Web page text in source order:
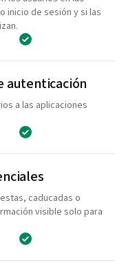
inicio de sesión y si las
autenticación
a las aplicaciones
caducadas o
visible solo para